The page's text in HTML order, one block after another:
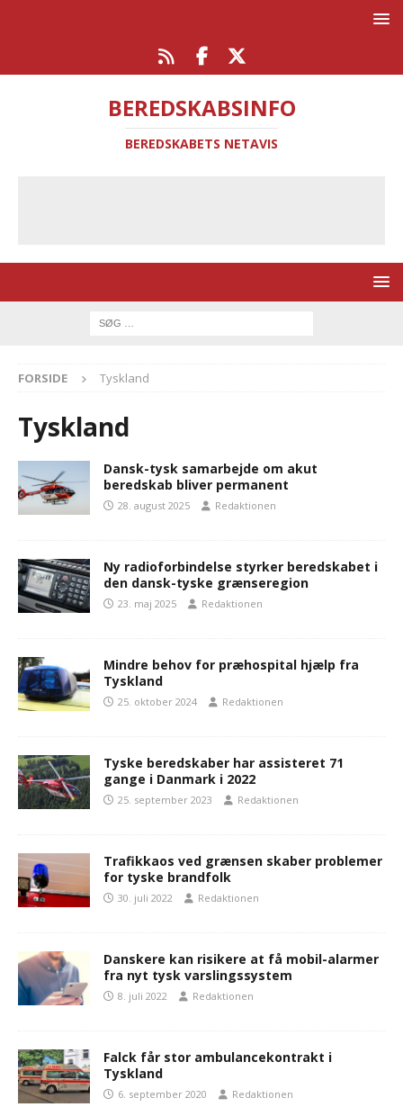
BEREDSKABSINFO
BEREDSKABETS NETAVIS
FORSIDE Tyskland
Tyskland
Dansk-tysk samarbejde om akut
beredskab bliver permanent
28. august 2025 Redaktionen
Ny radioforbindelse styrker beredskabet i
den dansk-tyske grænseregion
23. maj 2025 Redaktionen
Mindre behov for præhospital hjælp fra
Tyskland
25. oktober 2024 Redaktionen
Tyske beredskaber har assisteret 71
gange i Danmark i 2022
25. september 2023 Redaktionen
Trafikkaos ved grænsen skaber problemer
for tyske brandfolk
30. juli 2022 Redaktionen
Danskere kan risikere at få mobil-alarmer
fra nyt tysk varslingssystem
8. juli 2022 Redaktionen
Falck får stor ambulancekontrakt i
Tyskland
6. september 2020 Redaktionen